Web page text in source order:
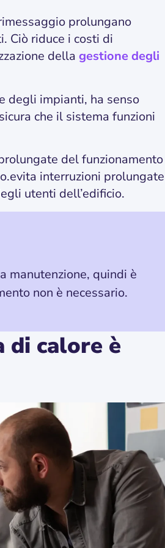
prolungano
Ciò riduce i costi di
della gestione degli
degli impianti, ha senso
che il sistema funzioni
del
interruzioni prolungate
utenti dell’edificio.
manutenzione, quindi è
non è necessario.
di calore è